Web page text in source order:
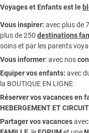
Voyages et Enfants est le
Vous inspirer: avec plus de
plus de 250 destinations
soins et par les parents
Vous informer:avec nos
Equiper vos enfants: avec
la BOUTIQUE EN LIGNE
Réserver vos vacances en
HEBERGEMENT ET CIRCUIT
Partager vos vacances